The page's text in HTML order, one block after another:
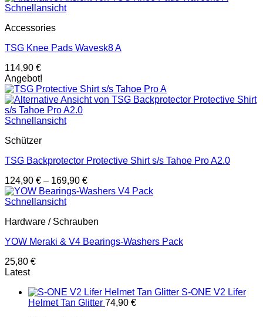
Schnellansicht
Accessories
TSG Knee Pads Wavesk8 A
114,90 €
Angebot!
Schnellansicht
Schützer
TSG Backprotector Protective Shirt s/s Tahoe Pro A2.0
124,90 € – 169,90 €
Schnellansicht
Hardware / Schrauben
YOW Meraki & V4 Bearings-Washers Pack
25,80 €
Latest
S-ONE V2 Lifer
Helmet Tan Glitter 74,90 €